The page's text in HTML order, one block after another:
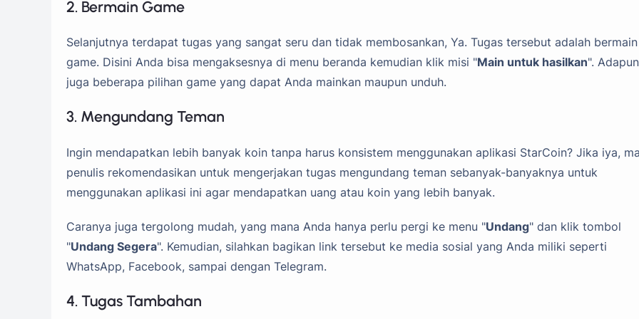
2. Bermain Game
Selanjutnya terdapat tugas yang sangat seru dan tidak membosankan, Ya. Tugas tersebut adalah bermain
game. Disini Anda bisa mengaksesnya di menu beranda kemudian klik misi "Main untuk hasilkan". Adapun
juga beberapa pilihan game yang dapat Anda mainkan maupun unduh.
3. Mengundang Teman
Ingin mendapatkan lebih banyak koin tanpa harus konsistem menggunakan aplikasi StarCoin? Jika iya,
penulis rekomendasikan untuk mengerjakan tugas mengundang teman sebanyak-banyaknya untuk
menggunakan aplikasi ini agar mendapatkan uang atau koin yang lebih banyak.
Caranya juga tergolong mudah, yang mana Anda hanya perlu pergi ke menu "Undang" dan klik tombol
"Undang Segera". Kemudian, silahkan bagikan link tersebut ke media sosial yang Anda miliki seperti
WhatsApp, Facebook, sampai dengan Telegram.
4. Tugas Tambahan